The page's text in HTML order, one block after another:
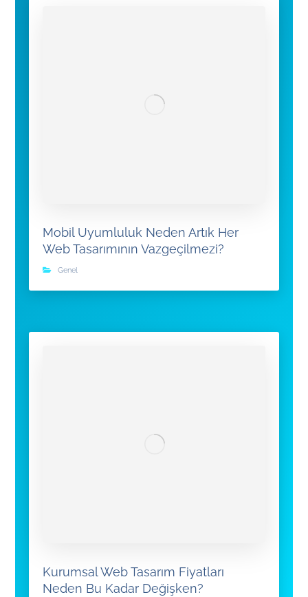
Mobil Uyumluluk Neden Artık Her
Web Tasarımının Vazgeçilmezi?
Genel
Kurumsal Web Tasarım Fiyatları
Neden Bu Kadar Değişken?